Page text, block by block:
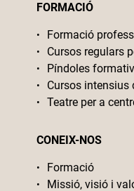
FORMACIÓ
Formació
Cursos regulars
Píndoles
Cursos intensius
Teatre per a
CONEIX-NOS
Formació
Missió, visió i